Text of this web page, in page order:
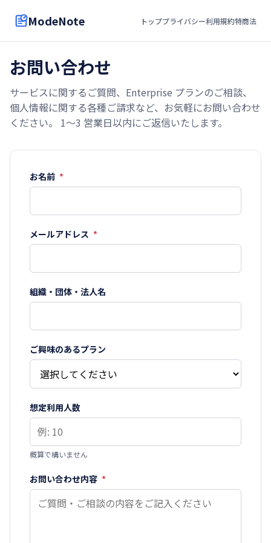
ModeNote トッププライバシー利用規約特商法
お問い合わせ
サービスに関するご質問、Enterprise プランのご相談、
個人情報に関する各種ご請求など、お気軽にお問い合わせ
ください。 1〜3 営業日以内にご返信いたします。
お名前 *
メールアドレス *
組織・団体・法人名
ご興味のあるプラン
想定利用人数
概算で構いません
お問い合わせ内容 *